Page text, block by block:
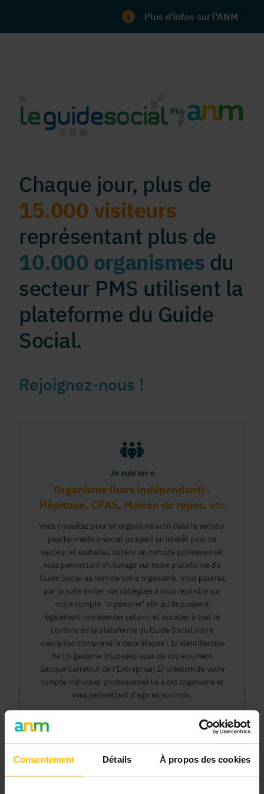
Consentement Détails À propos des cookies
Plus d'infos sur l'ANM
Chaque jour, plus de
15.000 visiteurs
représentant plus de
10.000 organismes du
secteur PMS utilisent la
plateforme du Guide
Social.
Rejoignez-nous !
Je suis un·e
Organisme (hors indépendant) :
Hôpitaux, CPAS, Maison de repos, etc
Vous travaillez pour un organisme actif dans le secteur
psycho-médico-social ou ayant un intérêt pour ce
secteur et souhaitez obtenir un compte professionnel
vous permettant d'interagir sur notre plateforme du
Guide Social au nom de votre organisme. Vous pourrez
par la suite inviter vos collègues à vous rejoindre sur
votre compte "organisme" afin qu'ils puissent
également représenter celui-ci et accéder à tout le
contenu de la plateforme du Guide Social.Votre
inscription comprendra deux étapes : 1/ identifiaction
de l'organisme (munissez-vous de votre numéro
Banque Carrefour de l'Entreprise) 2/ création de votre
compte individuel professionnel lié à cet organisme et
vous permettant d'agir en son nom.